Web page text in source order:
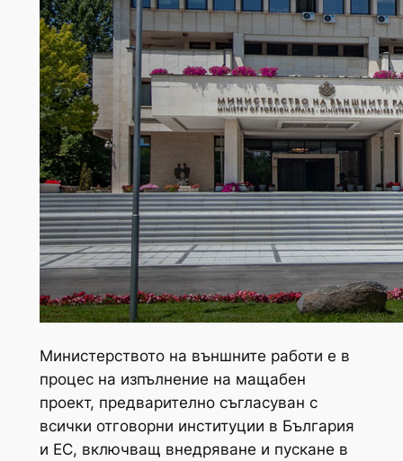
Министерството на външните работи е в
процес на изпълнение на мащабен
проект, предварително съгласуван с
всички отговорни институции в България
и ЕС, включващ внедряване и пускане в